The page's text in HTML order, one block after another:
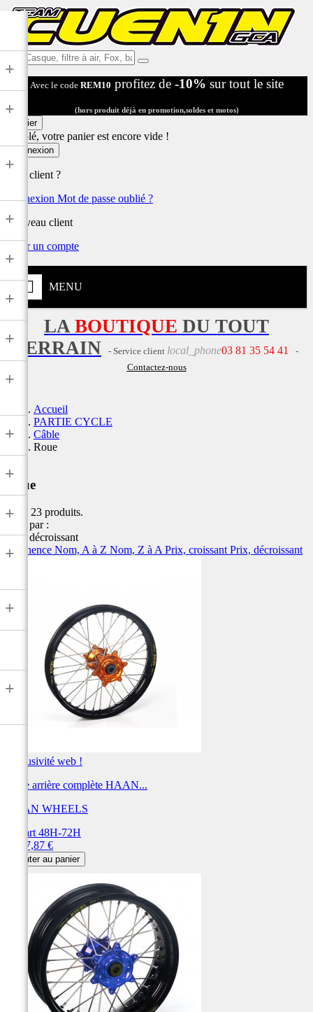
Ex:
Casque,
filtre
air,
Fox,
...
Avec le code REM10 profitez de -10% sur tout le site
(hors produit déjà en promotion,soldes et motos)
Panier
Désolé, votre panier est encore vide !
Connexion
Déjà client ?
Connexion Mot de passe oublié ?
Nouveau client
Créer un compte
MENU
+
+
+
+
+
+
+
+
+
+
+
+
+
+
LA BOUTIQUE DU TOUT
TERRAIN
- Service client local_phone03 81 35 54 41
-
Contactez-nous
Accueil
PARTIE CYCLE
Câble
Roue
Roue
Il y a 23 produits.
Trier par :
Prix, décroissant
Pertinence Nom, A à Z Nom, Z à A Prix, croissant Prix, décroissant
Exclusivité web !
Roue arrière complète HAAN...
HAAN WHEELS
Départ 48H-72H
1 207,87 €
Ajouter au panier